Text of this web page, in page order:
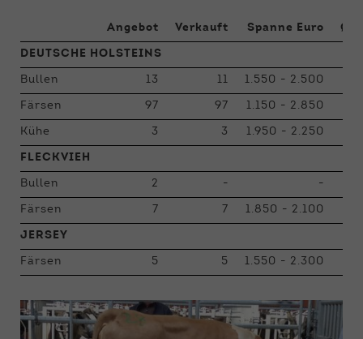
Angebot Verkauft Spanne Euro Ø
DEUTSCHE HOLSTEINS
Bullen 13 11 1.550 - 2.500
Färsen 97 97 1.150 - 2.850
Kühe 3 3 1.950 - 2.250
FLECKVIEH
Bullen 2 - -
Färsen 7 7 1.850 - 2.100
JERSEY
Färsen 5 5 1.550 - 2.300